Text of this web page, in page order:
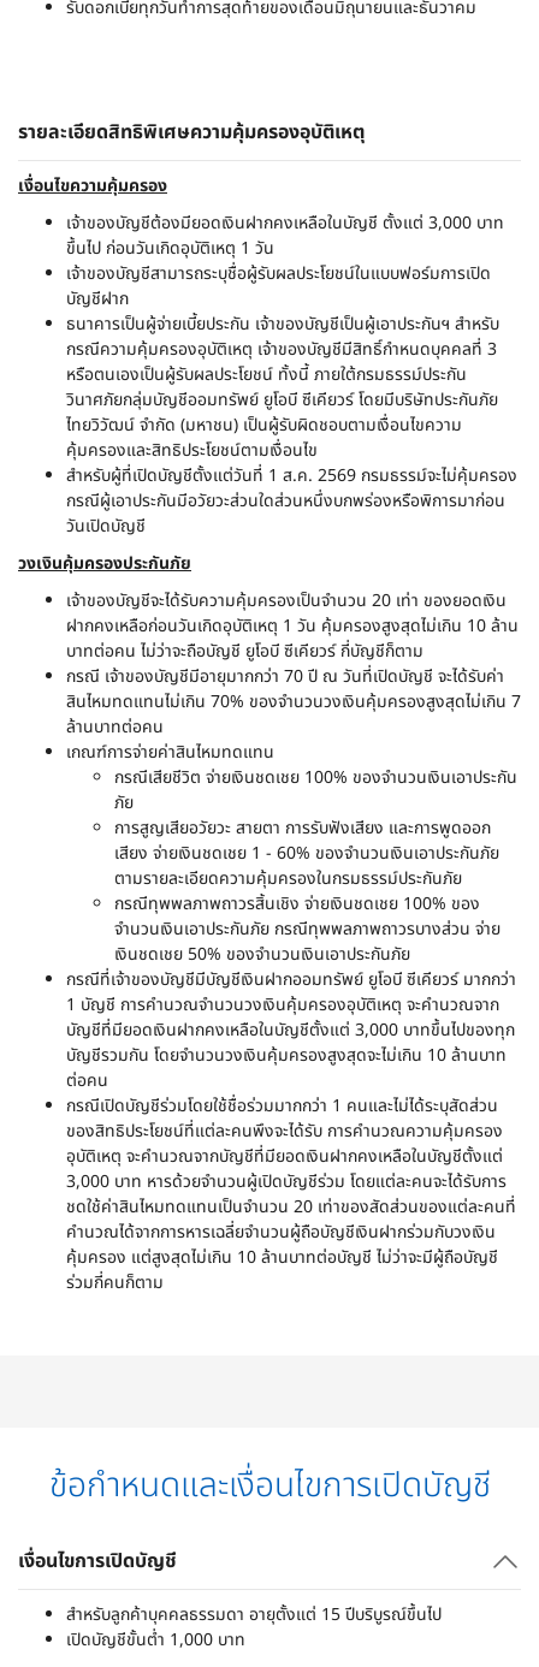
รับดอกเบี้ยทุกวันทำการสุดท้ายของเดือนมิถุนายนและธันวาคม
รายละเอียดสิทธิพิเศษความคุ้มครองอุบัติเหตุ
เงื่อนไขความคุ้มครอง
เจ้าของบัญชีต้องมียอดเงินฝากคงเหลือในบัญชี ตั้งแต่ 3,000 บาท
ขึ้นไป ก่อนวันเกิดอุบัติเหตุ 1 วัน​
เจ้าของบัญชีสามารถระบุชื่อผู้รับผลประโยชน์ในแบบฟอร์มการเปิด
บัญชีฝาก​
ธนาคารเป็นผู้จ่ายเบี้ยประกัน เจ้าของบัญชีเป็นผู้เอาประกันฯ สำหรับ
กรณีความคุ้มครองอุบัติเหตุ เจ้าของบัญชีมีสิทธิ์กำหนดบุคคลที่ 3
หรือตนเองเป็นผู้รับผลประโยชน์ ทั้งนี้ ภายใต้กรมธรรม์ประกัน
วินาศภัยกลุ่มบัญชีออมทรัพย์ ยูโอบี ซีเคียวร์ โดยมีบริษัทประกันภัย
ไทยวิวัฒน์ จำกัด (มหาชน) เป็นผู้รับผิดชอบตามเงื่อนไขความ
คุ้มครองและสิทธิประโยชน์ตามเงื่อนไข​
สำหรับผู้ที่เปิดบัญชีตั้งแต่วันที่ 1 ส.ค. 2569 กรมธรรม์จะไม่คุ้มครอง
กรณีผู้เอาประกันมีอวัยวะส่วนใดส่วนหนึ่งบกพร่องหรือพิการมาก่อน
วันเปิดบัญชี
วงเงินคุ้มครองประกันภัย
เจ้าของบัญชีจะได้รับความคุ้มครองเป็นจำนวน 20 เท่า ของยอดเงิน
ฝากคงเหลือก่อนวันเกิดอุบัติเหตุ 1 วัน คุ้มครองสูงสุดไม่เกิน 10 ล้าน
บาทต่อคน ไม่ว่าจะถือบัญชี ยูโอบี ซีเคียวร์ กี่บัญชีก็ตาม​
กรณี เจ้าของบัญชีมีอายุมากกว่า 70 ปี ณ วันที่เปิดบัญชี จะได้รับค่า
สินไหมทดแทนไม่เกิน 70% ของจำนวนวงเงินคุ้มครองสูงสุดไม่เกิน 7
ล้านบาทต่อคน​
เกณฑ์การจ่ายค่าสินไหมทดแทน​
กรณีเสียชีวิต จ่ายเงินชดเชย 100% ของจำนวนเงินเอาประกัน
ภัย​
การสูญเสียอวัยวะ สายตา การรับฟังเสียง และการพูดออก
เสียง จ่ายเงินชดเชย 1 - 60% ของจำนวนเงินเอาประกันภัย
ตามรายละเอียดความคุ้มครองในกรมธรรม์ประกันภัย​
กรณีทุพพลภาพถาวรสิ้นเชิง จ่ายเงินชดเชย 100% ของ
จำนวนเงินเอาประกันภัย กรณีทุพพลภาพถาวรบางส่วน จ่าย
เงินชดเชย 50% ของจำนวนเงินเอาประกันภัย​
กรณีที่เจ้าของบัญชีมีบัญชีเงินฝากออมทรัพย์ ยูโอบี ซีเคียวร์ มากกว่า
1 บัญชี การคำนวณจำนวนวงเงินคุ้มครองอุบัติเหตุ จะคำนวณจาก
บัญชีที่มียอดเงินฝากคงเหลือในบัญชีตั้งแต่ 3,000 บาทขึ้นไปของทุก
บัญชีรวมกัน โดยจำนวนวงเงินคุ้มครองสูงสุดจะไม่เกิน 10 ล้านบาท
ต่อคน​
กรณีเปิดบัญชีร่วมโดยใช้ชื่อร่วมมากกว่า 1 คนและไม่ได้ระบุสัดส่วน
ของสิทธิประโยชน์ที่แต่ละคนพึงจะได้รับ การคำนวณความคุ้มครอง
อุบัติเหตุ จะคำนวณจากบัญชีที่มียอดเงินฝากคงเหลือในบัญชีตั้งแต่
3,000 บาท หารด้วยจำนวนผู้เปิดบัญชีร่วม โดยแต่ละคนจะได้รับการ
ชดใช้ค่าสินไหมทดแทนเป็นจำนวน 20 เท่าของสัดส่วนของแต่ละคนที่
คำนวณได้จากการหารเฉลี่ยจำนวนผู้ถือบัญชีเงินฝากร่วมกับวงเงิน
คุ้มครอง แต่สูงสุดไม่เกิน 10 ล้านบาทต่อบัญชี ไม่ว่าจะมีผู้ถือบัญชี
ร่วมกี่คนก็ตาม
ข้อกำหนดและเงื่อนไขการเปิดบัญชี
เงื่อนไขการเปิดบัญชี
สำหรับลูกค้าบุคคลธรรมดา อายุตั้งแต่ 15 ปีบริบูรณ์ขึ้นไป
เปิดบัญชีขั้นต่ำ 1,000 บาท